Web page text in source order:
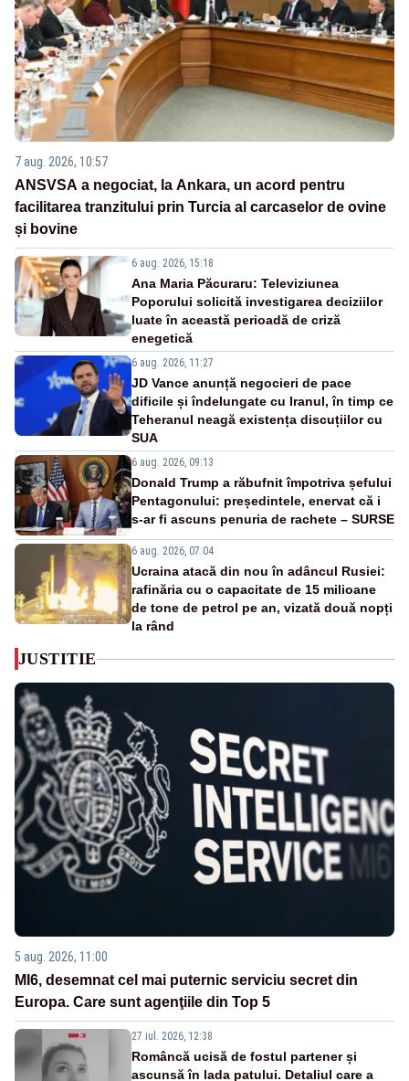
7 aug. 2026, 10:57
ANSVSA a negociat, la Ankara, un acord pentru
facilitarea tranzitului prin Turcia al carcaselor de ovine
și bovine
6 aug. 2026, 15:18
Ana Maria Păcuraru: Televiziunea
Poporului solicită investigarea deciziilor
luate în această perioadă de criză
enegetică
6 aug. 2026, 11:27
JD Vance anunță negocieri de pace
dificile și îndelungate cu Iranul, în timp ce
Teheranul neagă existența discuțiilor cu
SUA
6 aug. 2026, 09:13
Donald Trump a răbufnit împotriva șefului
Pentagonului: președintele, enervat că i
s-ar fi ascuns penuria de rachete – SURSE
6 aug. 2026, 07:04
Ucraina atacă din nou în adâncul Rusiei:
rafinăria cu o capacitate de 15 milioane
de tone de petrol pe an, vizată două nopți
la rând
JUSTITIE
5 aug. 2026, 11:00
MI6, desemnat cel mai puternic serviciu secret din
Europa. Care sunt agenţiile din Top 5
27 iul. 2026, 12:38
Româncă ucisă de fostul partener și
ascunsă în lada patului. Detaliul care a